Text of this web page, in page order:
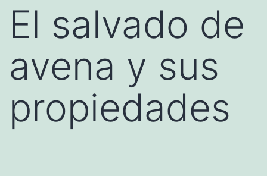
El salvado de
avena y sus
propiedades